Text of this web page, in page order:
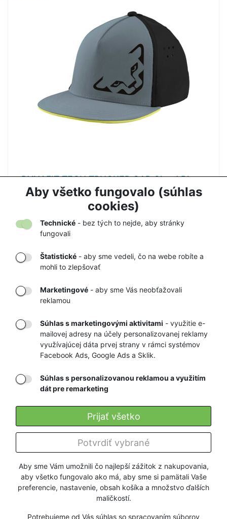
Aby všetko fungovalo (súhlas
cookies)
Aby sme Vám umožnili čo najlepší zážitok z nakupovania,
aby všetko fungovalo ako má, aby sme si pamätali Vaše
preferencie, nastavenie, obsah košíka a množstvo ďalších
maličkostí.
Potrebujeme od Vás súhlas so spracovaním súborov
Technické - bez tých to nejde, aby stránky
fungovali
Štatistické - aby sme vedeli, čo na webe robíte a
mohli to zlepšovať
Marketingové - aby sme Vás neobťažovali
reklamou
Súhlas s marketingovými aktivitami - využitie e-
mailovej adresy na účely personalizovanej reklamy
využívajúcej dáta prvej strany v rámci systémov
Facebook Ads, Google Ads a Sklik.
Súhlas s personalizovanou reklamou a využitím
dát pre remarketing
Potvrdiť vybrané
Prijať všetko
DYNAFIT TECH TRUCKER CAP Cloud Blue -
šiltovka
27,90 € 37,00 €
TOVARU AŽ K
VÁM DOMOV
OBCHOD
RÝCHLE
DORUČENIE
GARANCIA
NAJNIŽŠÍCH CIEN
Firmy a organizácie